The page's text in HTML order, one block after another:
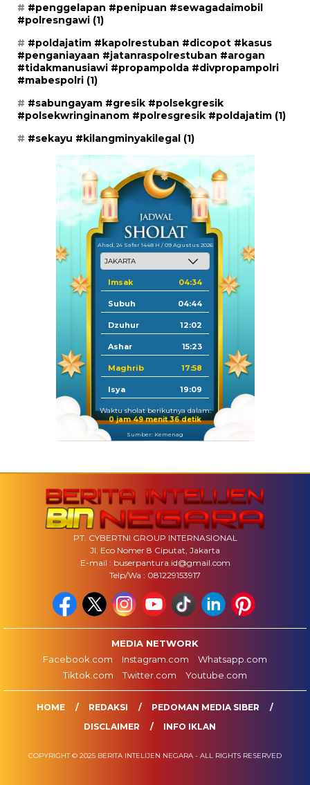
#penggelapan #penipuan #sewagadaimobil
#polresngawi (1)
#poldajatim #kapolrestuban #dicopot #kasus
#penganiayaan #jatanraspolrestuban #arogan
#tidakmanusiawi #propampolda #divpropampolri
#mabespolri (1)
#sabungayam #gresik #polsekgresik
#polsekwringinanom #polresgresik #poldajatim (1)
#sekayu #kilangminyakilegal (1)
Ahad, 24 Safar 1448 H / 09 Agustus 2026
Imsak 04:34
Subuh 04:44
Dzuhur 12:02
Ashar 15:23
Maghrib 17:58
Isya 19:09
Waktu sholat berikutnya dalam:
0 jam 49 menit 35 detik
Sumber: Kemenag
PT. CYBERTNI GROUP INTERNASIONAL
Jl. Eco Nomer 8 Ciputat, Jakarta
E-mail : buserpantura.id@gmail.com
Telp/Wa : 081229153917
MEDIA NETWORK
Facebook.com
Instagram.com
Whatsapp.com
Tiktok.com
Twitter.com Youtube.com
HOME REDAKSI
PEDOMAN MEDIA SIBER
DISCLAIMER
INFO IKLAN
COPYRIGHT © 2025 BERITA INTELIJEN NEGARA - ALL RIGHTS RESERVED